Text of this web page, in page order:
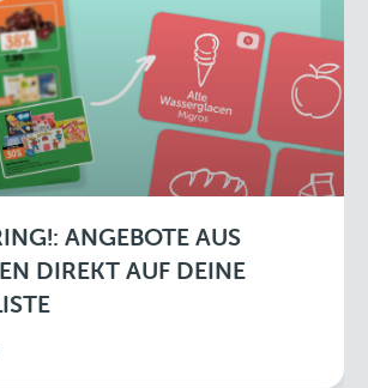
ANGEBOTE AUS
DIREKT AUF DEINE